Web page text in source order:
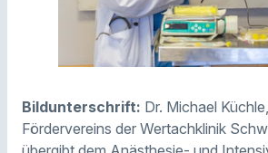
Bildunterschrift: Dr. Michael
Fördervereins der Wertachklinik